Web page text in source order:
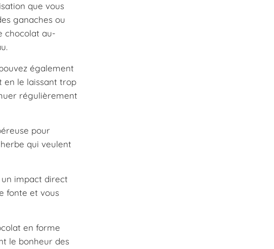
que vous
ganaches ou
chocolat au-
également
en le laissant trop
régulièrement
pour
qui veulent
impact direct
fonte et vous
en forme
le bonheur des